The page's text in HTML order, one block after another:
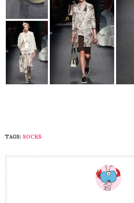
TAGS: SOCKS